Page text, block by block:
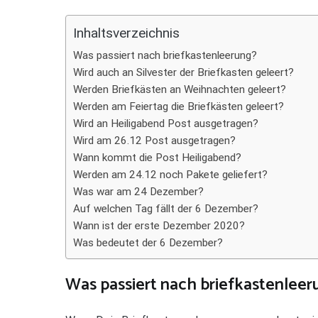
Inhaltsverzeichnis
Was passiert nach briefkastenleerung?
Wird auch an Silvester der Briefkasten geleert?
Werden Briefkästen an Weihnachten geleert?
Werden am Feiertag die Briefkästen geleert?
Wird an Heiligabend Post ausgetragen?
Wird am 26.12 Post ausgetragen?
Wann kommt die Post Heiligabend?
Werden am 24.12 noch Pakete geliefert?
Was war am 24 Dezember?
Auf welchen Tag fällt der 6 Dezember?
Wann ist der erste Dezember 2020?
Was bedeutet der 6 Dezember?
Was passiert nach